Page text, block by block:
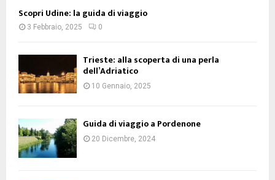
Scopri Udine: la guida di viaggio
3 Febbraio, 2025 0
Trieste: alla scoperta di una perla
dell’Adriatico
10 Gennaio, 2025
Guida di viaggio a Pordenone
20 Dicembre, 2024